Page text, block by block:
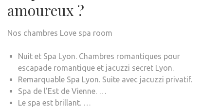
amoureux ?
Nos chambres Love spa room
Nuit et Spa Lyon. Chambres romantiques pour
escapade romantique et jacuzzi secret Lyon.
Remarquable Spa Lyon. Suite avec jacuzzi privatif.
Spa de l’Est de Vienne. …
Le spa est brillant. …